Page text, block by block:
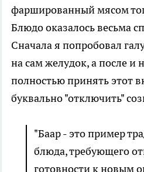
фаршированный мясом
Блюдо оказалось весьма
Сначала я попробовал
на сам желудок, а после и
полностью принять этот
буквально "отключить"
"Баар - это пример
блюда, требующего
готовности к новым